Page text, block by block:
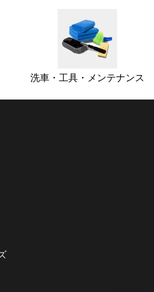
洗車・工具・メンテナンス